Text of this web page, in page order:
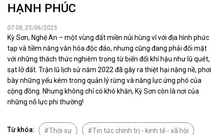
HẠNH PHÚC
07:08, 25/06/2025
Kỳ Sơn, Nghệ An – một vùng đất miền núi hùng vĩ với địa hình phức
tạp và tiềm năng văn hóa độc đáo, nhưng cũng đang phải đối mặt
với những thách thức nghiêm trọng từ biến đổi khí hậu như lũ quét,
sạt lở đất. Trận lũ lịch sử năm 2022 đã gây ra thiệt hại nặng nề, phơi
bày những yếu kém trong quản lý rừng và năng lực ứng phó của
cộng đồng. Nhưng không chỉ có khó khăn, Kỳ Sơn còn là nơi của
những nỗ lực phi thường!
Từ khóa: Thời sự Tin tức chính trị - kinh tế - xã hội